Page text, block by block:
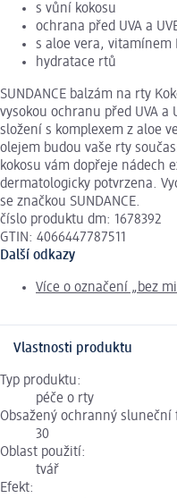
s vůní kokosu
ochrana před UVA a
s aloe vera, vitamínem
hydratace rtů
SUNDANCE balzám na rty
vysokou ochranu před UVA
složení s komplexem z aloe
olejem budou vaše rty
kokosu vám dopřeje nádech
dermatologicky potvrzena.
se značkou SUNDANCE.
číslo produktu dm: 1678392
GTIN: 4066447787511
Další odkazy
Více o označení „bez
Vlastnosti produktu
Typ produktu:
péče o rty
Obsažený ochranný sluneční
30
Oblast použití:
tvář
Efekt: